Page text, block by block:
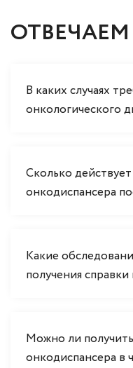
В каких случаях
онкологического
Сколько
онкодиспансера
Какие
получения
Можно ли
онкодиспансера в